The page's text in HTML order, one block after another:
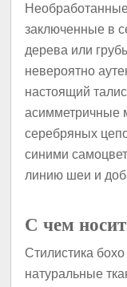
заключенные в
дерева или
невероятно
настоящий
асимметричные
серебряных
синими
линию шеи и
С чем
Стилистика
натуральные